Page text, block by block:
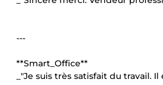
---
**Smart_Office**
_"Je suis très satisfait du travail.